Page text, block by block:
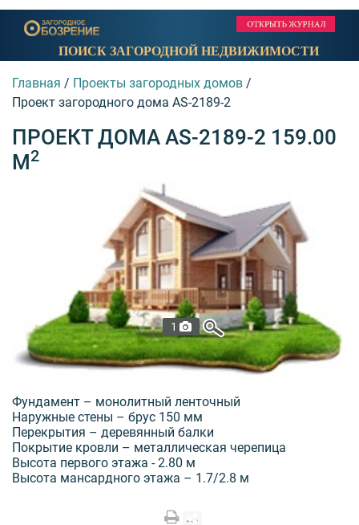
ПОИСК ЗАГОРОДНОЙ НЕДВИЖИМОСТИ
Главная / Проекты загородных домов /
Проект загородного дома AS-2189-2
ПРОЕКТ ДОМА AS-2189-2 159.00
М2
1
Фундамент – монолитный ленточный
Наружные стены – брус 150 мм
Перекрытия – деревянный балки
Покрытие кровли – металлическая черепица
Высота первого этажа - 2.80 м
Высота мансардного этажа – 1.7/2.8 м